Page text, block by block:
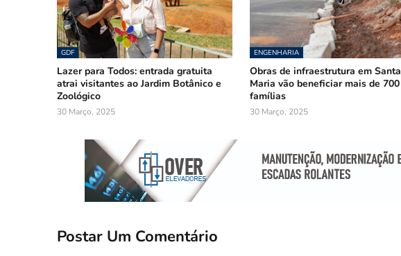
GDF
Lazer para Todos: entrada gratuita
atrai visitantes ao Jardim Botânico e
Zoológico
30 Março, 2025
ENGENHARIA
Obras de infraestrutura em Santa
Maria vão beneficiar mais de 700
famílias
30 Março, 2025
Postar Um Comentário